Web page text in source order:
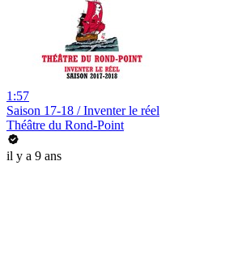
1:57
Saison 17-18 / Inventer le réel
Théâtre du Rond-Point
il y a 9 ans